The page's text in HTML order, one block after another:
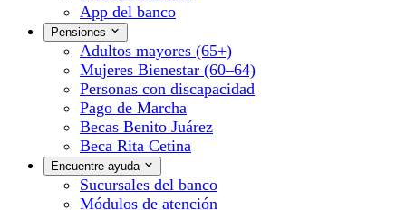
App del banco
Pensiones
Adultos mayores (65+)
Mujeres Bienestar (60–64)
Personas con discapacidad
Pago de Marcha
Becas Benito Juárez
Beca Rita Cetina
Encuentre ayuda
Sucursales del banco
Módulos de atención